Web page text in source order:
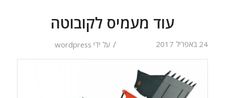
עוד מעמיס לקובוטה
24 באפריל 2017 / על ידי wordpress